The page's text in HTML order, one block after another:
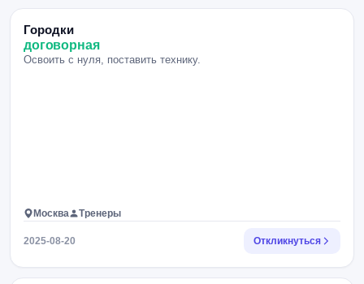
Городки
договорная
Освоить с нуля, поставить технику.
Москва Тренеры
2025-08-20 Откликнуться